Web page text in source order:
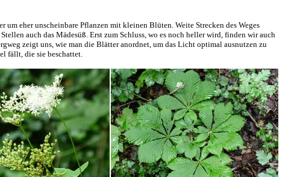
eher unscheinbare Pflanzen mit kleinen Blüten. Weite Strecken des Weges
auch das Mädesüß. Erst zum Schluss, wo es noch heller wird, finden wir auch
zeigt uns, wie man die Blätter anordnet, um das Licht optimal ausnutzen zu
fällt, die sie beschattet.